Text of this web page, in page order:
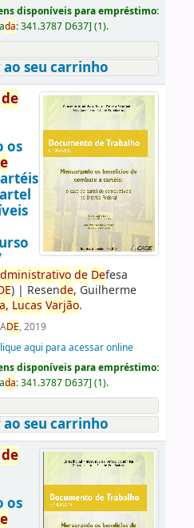
disponíveis para empréstimo:
da:341.3787 D637] (1).
seu carrinho
de
os
de Defesa
)| Resende, Guilherme
Lucas Varjão.
DE, 2019
aqui para acessar online
disponíveis para empréstimo:
da:341.3787 D637] (1).
seu carrinho
de
os